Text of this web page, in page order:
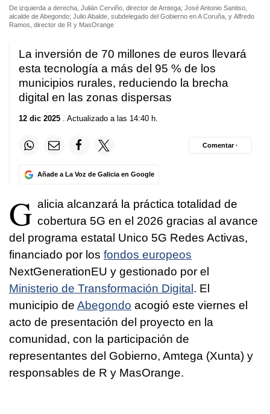
De izquierda a derecha, Julián Cerviño, director de Amtega; José Antonio Santiso,
alcalde de Abegondo; Julio Abalde, subdelegado del Gobierno en A Coruña, y Alfredo
Ramos, director de R y MasOrange
La inversión de 70 millones de euros llevará
esta tecnología a más del 95 % de los
municipios rurales, reduciendo la brecha
digital en las zonas dispersas
12 dic 2025 . Actualizado a las 14:40 h.
Añade a La Voz de Galicia en Google
Comentar ·
G alicia alcanzará la práctica totalidad de
cobertura 5G en el 2026 gracias al avance
del programa estatal Unico 5G Redes Activas,
financiado por los fondos europeos
NextGenerationEU y gestionado por el
Ministerio de Transformación Digital . El
municipio de Abegondo acogió este viernes el
acto de presentación del proyecto en la
comunidad, con la participación de
representantes del Gobierno, Amtega (Xunta) y
responsables de R y MasOrange.